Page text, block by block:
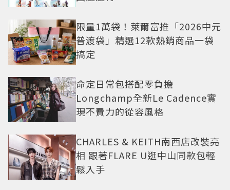
限量1萬袋！萊爾富推「2026中元
普渡袋」精選12款熱銷商品一袋
搞定
命定日常包搭配零負擔
Longchamp全新Le Cadence實
現不費力的從容風格
CHARLES & KEITH南西店改裝亮
相 跟著FLARE U逛中山同款包輕
鬆入手